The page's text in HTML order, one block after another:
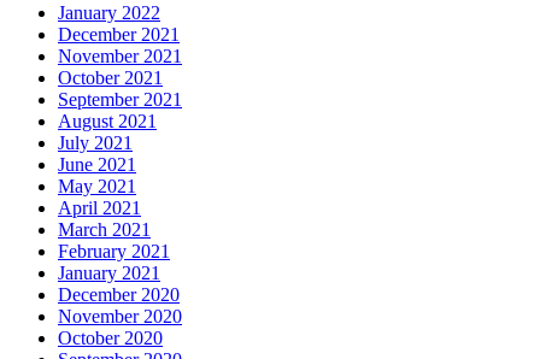
January 2022
December 2021
November 2021
October 2021
September 2021
August 2021
July 2021
June 2021
May 2021
April 2021
March 2021
February 2021
January 2021
December 2020
November 2020
October 2020